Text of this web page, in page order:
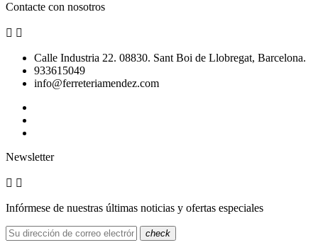
Contacte con nosotros
 
Calle Industria 22. 08830. Sant Boi de Llobregat, Barcelona.
933615049
info@ferreteriamendez.com
Newsletter
 
Infórmese de nuestras últimas noticias y ofertas especiales
check